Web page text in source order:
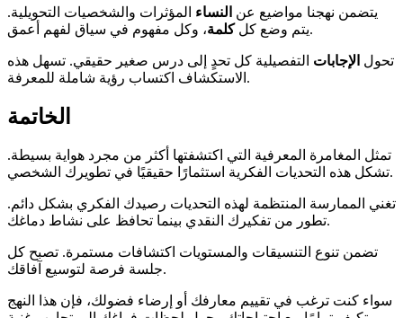
يتضمن نهجنا مواضيع عن النساء المؤثرات والشخصيات التحويلية.
يتم وضع كلكلمة ، وكل مفهوم في سياق لفهم أعمق.
تحول الإجابات التفصيلية كل تحدٍ إلى درس صغير حقيقي. تسهل هذه
الاستكشاف اكتساب رؤية شاملة للمعرفة.
الخاتمة
تمثل المغامرة المعرفية التي اكتشفتها أكثر من مجرد هواية بسيطة.
تشكل هذه التحديات الفكرية استثمارًا حقيقيًا في تطويرك الشخصي.
تغني الممارسة المنتظمة لهذه التحديات رصيدك الفكري بشكل دائم.
تطور من تفكيرك النقدي بينما تحافظ على نشاط دماغك.
تضمن تنوع التنسيقات والمستويات اكتشافات مستمرة. تصبح كل
جلسة فرصة لتوسيع آفاقك.
سواء كنت ترغب في تقييم معارفك أو إرضاء فضولك، فإن هذا النهج